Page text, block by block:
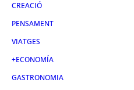
CREACIÓ
PENSAMENT
VIATGES
+ECONOMÍA
GASTRONOMIA